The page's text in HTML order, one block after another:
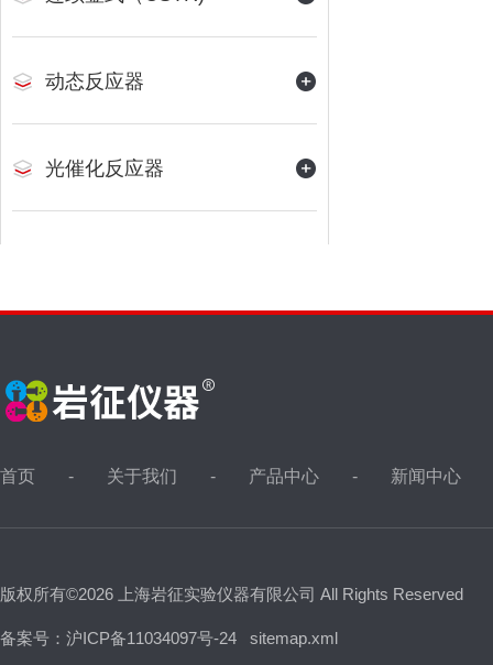
动态反应器
光催化反应器
首页 关于我们 产品中心 新闻中心
版权所有©2026 上海岩征实验仪器有限公司 All Rights Reserved
备案号：沪ICP备11034097号-24 sitemap.xml